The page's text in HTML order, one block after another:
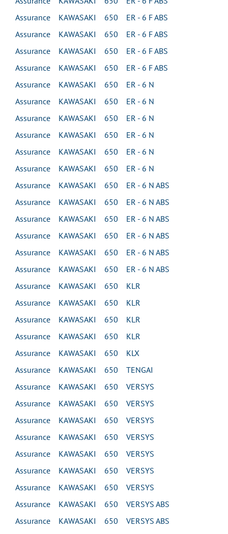
Assurance KAWASAKI 650 ER - 6 F ABS
Assurance KAWASAKI 650 ER - 6 F ABS
Assurance KAWASAKI 650 ER - 6 F ABS
Assurance KAWASAKI 650 ER - 6 F ABS
Assurance KAWASAKI 650 ER - 6 N
Assurance KAWASAKI 650 ER - 6 N
Assurance KAWASAKI 650 ER - 6 N
Assurance KAWASAKI 650 ER - 6 N
Assurance KAWASAKI 650 ER - 6 N
Assurance KAWASAKI 650 ER - 6 N
Assurance KAWASAKI 650 ER - 6 N ABS
Assurance KAWASAKI 650 ER - 6 N ABS
Assurance KAWASAKI 650 ER - 6 N ABS
Assurance KAWASAKI 650 ER - 6 N ABS
Assurance KAWASAKI 650 ER - 6 N ABS
Assurance KAWASAKI 650 ER - 6 N ABS
Assurance KAWASAKI 650 KLR
Assurance KAWASAKI 650 KLR
Assurance KAWASAKI 650 KLR
Assurance KAWASAKI 650 KLR
Assurance KAWASAKI 650 KLX
Assurance KAWASAKI 650 TENGAI
Assurance KAWASAKI 650 VERSYS
Assurance KAWASAKI 650 VERSYS
Assurance KAWASAKI 650 VERSYS
Assurance KAWASAKI 650 VERSYS
Assurance KAWASAKI 650 VERSYS
Assurance KAWASAKI 650 VERSYS
Assurance KAWASAKI 650 VERSYS
Assurance KAWASAKI 650 VERSYS ABS
Assurance KAWASAKI 650 VERSYS ABS